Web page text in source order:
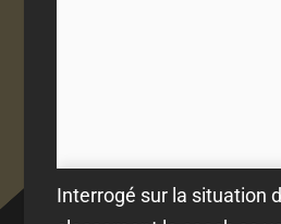
Interrogé sur la situation